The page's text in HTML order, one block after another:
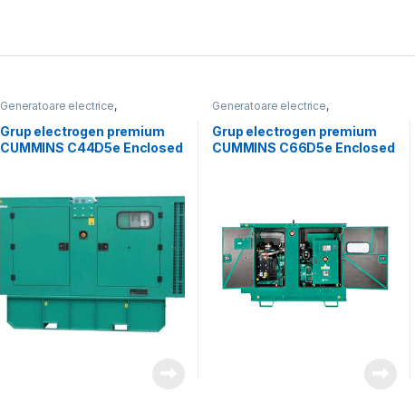
Generatoare electrice,
Grup electrogen premium
CUMMINS C44D5e Enclosed
Generatoare electrice,
Grup electrogen premium
CUMMINS C66D5e Enclosed